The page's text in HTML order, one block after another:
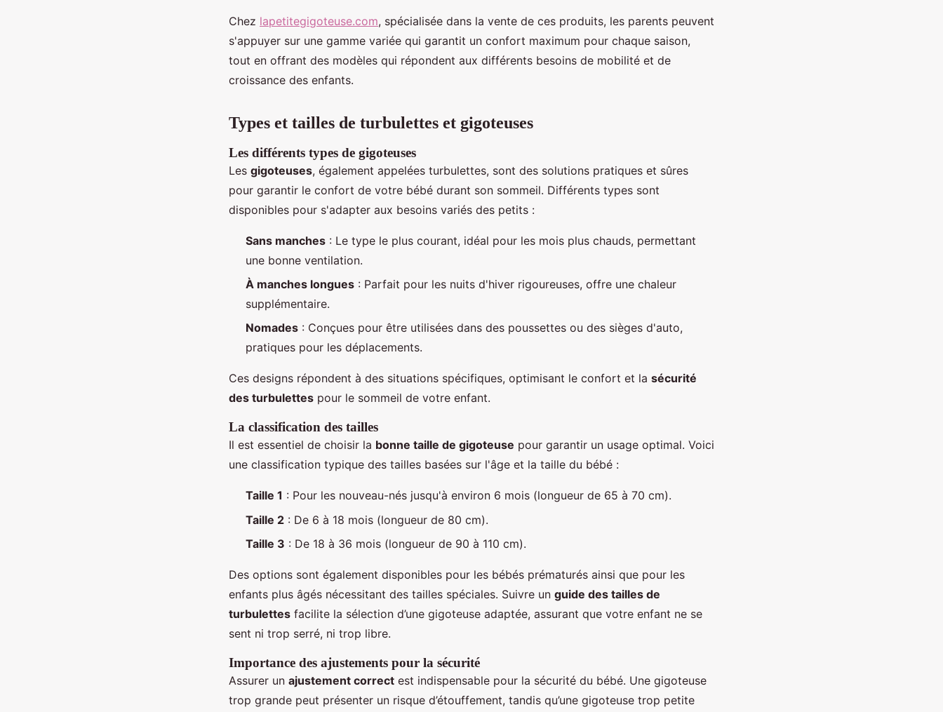
Chez lapetitegigoteuse.com, spécialisée dans la vente de ces produits, les parents peuvent
s'appuyer sur une gamme variée qui garantit un confort maximum pour chaque saison,
tout en offrant des modèles qui répondent aux différents besoins de mobilité et de
croissance des enfants.
Types et tailles de turbulettes et gigoteuses
Les différents types de gigoteuses
Les gigoteuses, également appelées turbulettes, sont des solutions pratiques et sûres
pour garantir le confort de votre bébé durant son sommeil. Différents types sont
disponibles pour s'adapter aux besoins variés des petits :
Sans manches : Le type le plus courant, idéal pour les mois plus chauds, permettant
une bonne ventilation.
À manches longues : Parfait pour les nuits d'hiver rigoureuses, offre une chaleur
supplémentaire.
Nomades : Conçues pour être utilisées dans des poussettes ou des sièges d'auto,
pratiques pour les déplacements.
Ces designs répondent à des situations spécifiques, optimisant le confort et la sécurité
des turbulettes pour le sommeil de votre enfant.
La classification des tailles
Il est essentiel de choisir la bonne taille de gigoteuse pour garantir un usage optimal. Voici
une classification typique des tailles basées sur l'âge et la taille du bébé :
Taille 1 : Pour les nouveau-nés jusqu'à environ 6 mois (longueur de 65 à 70 cm).
Taille 2 : De 6 à 18 mois (longueur de 80 cm).
Taille 3 : De 18 à 36 mois (longueur de 90 à 110 cm).
Des options sont également disponibles pour les bébés prématurés ainsi que pour les
enfants plus âgés nécessitant des tailles spéciales. Suivre un guide des tailles de
turbulettes facilite la sélection d’une gigoteuse adaptée, assurant que votre enfant ne se
sent ni trop serré, ni trop libre.
Importance des ajustements pour la sécurité
Assurer un ajustement correct est indispensable pour la sécurité du bébé. Une gigoteuse
trop grande peut présenter un risque d’étouffement, tandis qu’une gigoteuse trop petite